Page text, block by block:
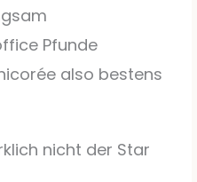
Pfunde
also bestens
nicht der Star